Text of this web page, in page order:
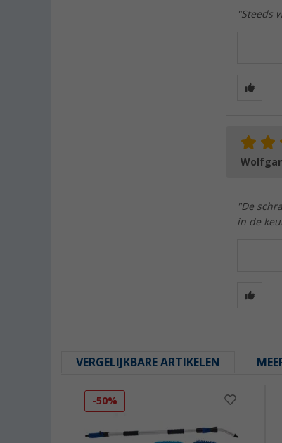
"Steeds
"De
in de
VERGELIJKBARE ARTIKELEN
-50%